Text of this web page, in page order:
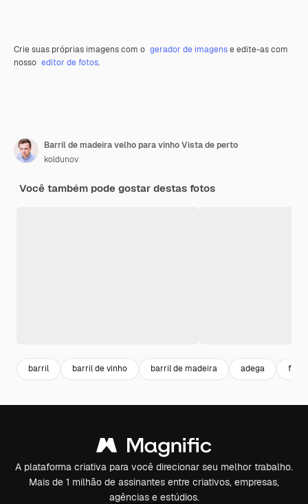
Crie suas próprias imagens com o gerador de imagense edite-as com
nosso editor de fotos.
Barril de madeira velho para vinho Vista de perto
koldunov
Você também pode gostar destas fotos
barril barril de vinho barril de madeira adega
A plataforma criativa para você direcionar seu melhor trabalho.
Mais de 1 milhão de assinantes entre criativos, empresas,
agências e estúdios.